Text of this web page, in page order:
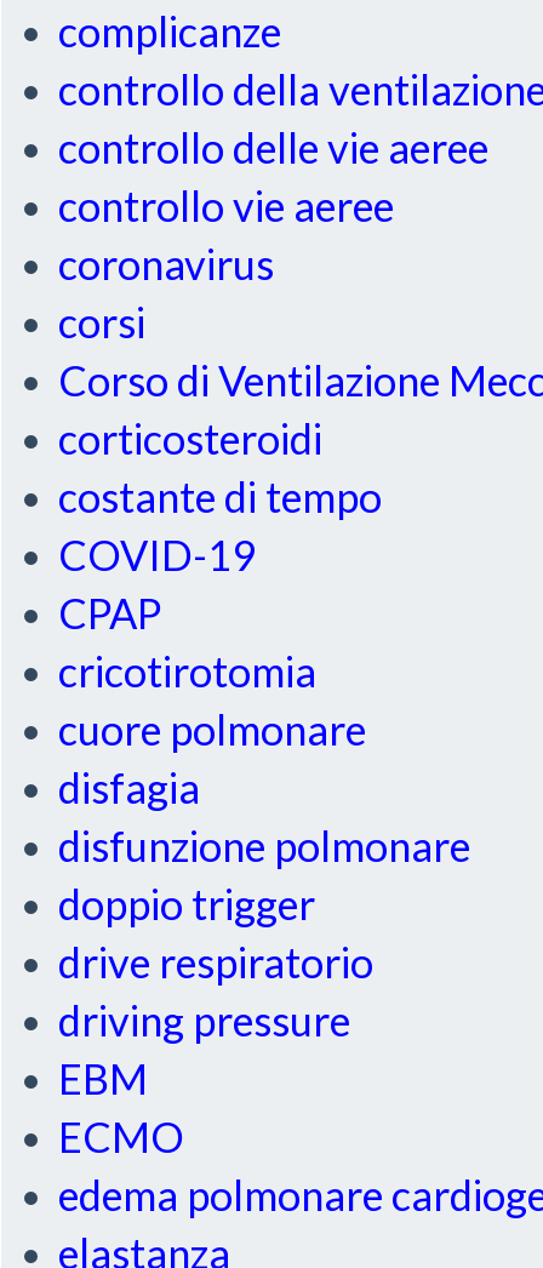
complicanze
controllo della
controllo delle vie aeree
controllo vie aeree
coronavirus
corsi
Corso di Ventilazione
corticosteroidi
costante di tempo
COVID-19
CPAP
cricotirotomia
cuore polmonare
disfagia
disfunzione polmonare
doppio trigger
drive respiratorio
driving pressure
EBM
ECMO
edema polmonare
elastanza